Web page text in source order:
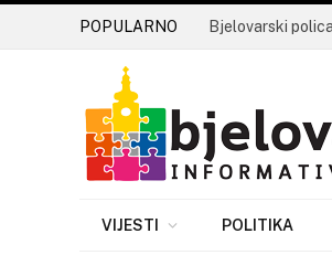
POPULARNO
VIJESTI POLITIKA